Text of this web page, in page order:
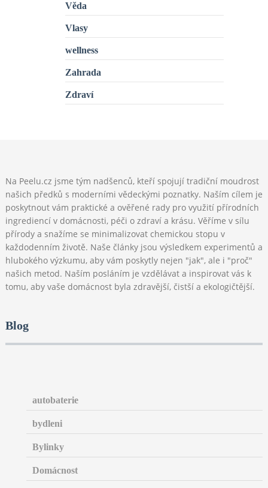
Věda
Vlasy
wellness
Zahrada
Zdraví
Na Peelu.cz jsme tým nadšenců, kteří spojují tradiční moudrost
našich předků s moderními vědeckými poznatky. Naším cílem je
poskytnout vám praktické a ověřené rady pro využití přírodních
ingrediencí v domácnosti, péči o zdraví a krásu. Věříme v sílu
přírody a snažíme se minimalizovat chemickou stopu v
každodenním životě. Naše články jsou výsledkem experimentů a
hlubokého výzkumu, aby vám poskytly nejen "jak", ale i "proč"
našich metod. Naším posláním je vzdělávat a inspirovat vás k
tomu, aby vaše domácnost byla zdravější, čistší a ekologičtější.
Blog
autobaterie
bydleni
Bylinky
Domácnost